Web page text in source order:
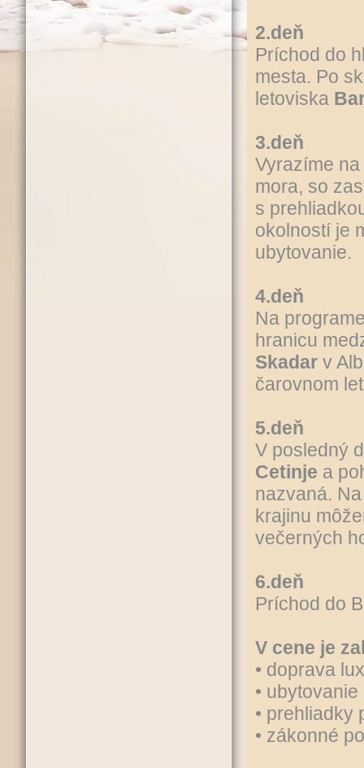
2.deň
Príchod do
mesta. Po
letoviska
3.deň
Vyrazíme
mora, so
s
okolností je
ubytovanie.
4.deň
Na
hranicu
Skadar v
čarovnom
5.deň
V posledný
Cetinje a
nazvaná.
krajinu
večerných
6.deň
Príchod do
V cene je
• doprava
•
• prehliadky
• zákonné